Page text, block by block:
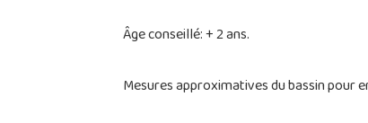
Âge conseillé: + 2 ans.
Mesures approximatives du bassin pour